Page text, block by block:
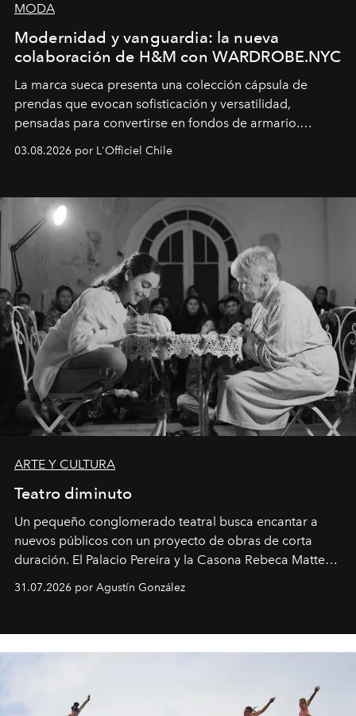
MODA
Modernidad y vanguardia: la nueva
colaboración de H&M con WARDROBE.NYC
La marca sueca presenta una colección cápsula de
prendas que evocan sofisticación y versatilidad,
pensadas para convertirse en fondos de armario.
Disponible en Chile desde el 6 de agosto.
03.08.2026 por L'Officiel Chile
ARTE Y CULTURA
Teatro diminuto
Un pequeño conglomerado teatral busca encantar a
nuevos públicos con un proyecto de obras de corta
duración. El Palacio Pereira y la Casona Rebeca Matte
son algunos de los lugares que han albergado estas
miniobras. Sus puestas en escena son limpias; ponen el
31.07.2026 por Agustín González